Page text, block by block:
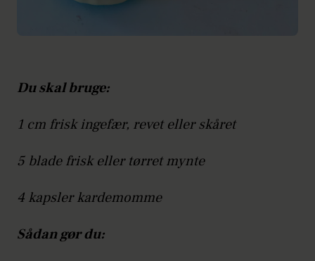
Du skal bruge:
1 cm frisk ingefær, revet eller skåret
5 blade frisk eller tørret mynte
4 kapsler kardemomme
Sådan gør du: